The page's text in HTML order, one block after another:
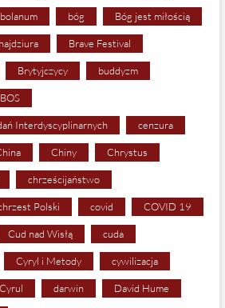
bóg Bóg jest miłością
Brave Festival
Brytyjczycy buddyzm
Interdyscyplinarnych cenzura
Chiny Chrystus
chrześcijaństwo
Polski covid COVID 19
Cud nad Wisłą cuda
Cyryl i Metody cywilizacja
darwin David Hume